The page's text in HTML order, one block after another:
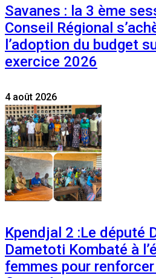
Savanes : la 3 ème
Conseil Régional
l’adoption du budget
exercice 2026
4 août 2026
Kpendjal 2 :Le député
Dametoti Kombaté à
femmes pour